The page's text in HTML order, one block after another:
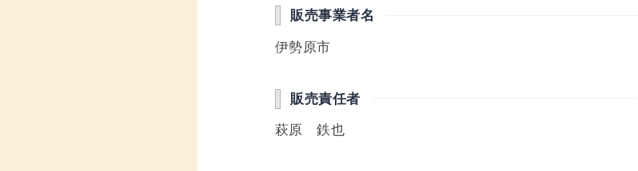
販売事業者名
伊勢原市
販売責任者
萩原 鉄也